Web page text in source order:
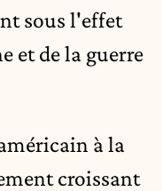
sous l'effet
et de la guerre
à la
croissant